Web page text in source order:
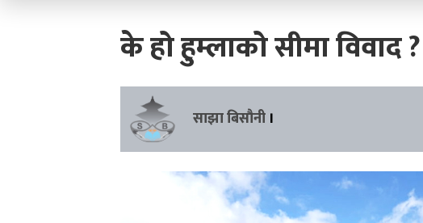
के हो हुम्लाको सीमा विवाद ?
साझा बिसौनी ।